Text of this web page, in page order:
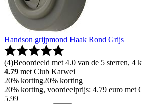
Handson grijpmond Haak Rond Grijs
(4)Beoordeeld met 4.0 van de 5 sterren, 4
4.79 met Club Karwei
20% korting20% korting
20% korting, voordeelprijs: 4.79 euro met
5.99